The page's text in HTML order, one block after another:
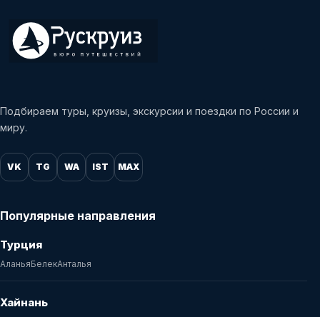
Подбираем туры, круизы, экскурсии и поездки по России и
миру.
VK TG WA IST MAX
Популярные направления
Турция
АланьяБелекАнталья
Хайнань